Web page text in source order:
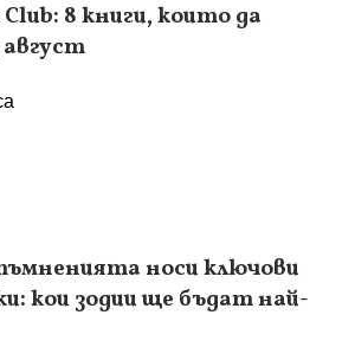
8 книги, които да
носи ключови
кои зодии ще бъдат най-